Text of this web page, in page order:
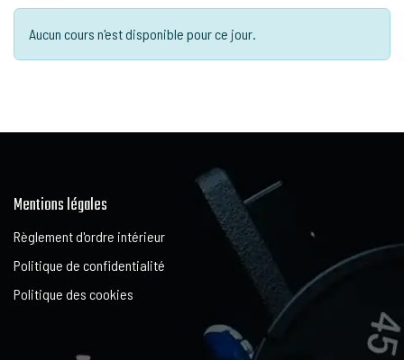
Aucun cours n'est disponible pour ce jour.
Mentions légales
Règlement d'ordre intérieur
Politique de confidentialité
Politique des cookies